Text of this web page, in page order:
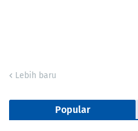
Lebih baru
Popular